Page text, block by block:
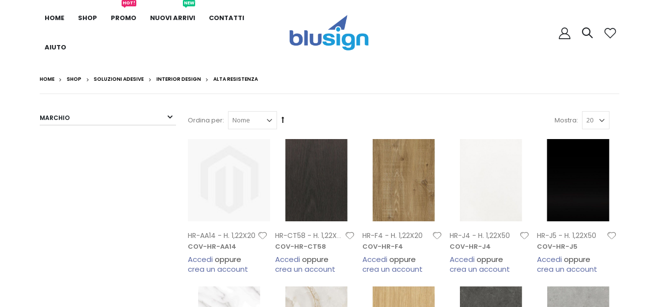
HOME SHOP PROMO
HOT!
NUOVI ARRIVI
NEW
CONTATTI
AIUTO
HOME SHOP SOLUZIONI ADESIVE INTERIOR DESIGN ALTA RESISTENZA
Ordina per: Mostra:
HR-AA14 - H. 1,22X20
COV-HR-AA14
Accedi oppure
crea un account
HR-CT58 - H. 1,22X20
COV-HR-CT58
Accedi oppure
crea un account
HR-F4 - H. 1,22X20
COV-HR-F4
Accedi oppure
crea un account
HR-J4 - H. 1,22X50
COV-HR-J4
Accedi oppure
crea un account
HR-J5 - H. 1,22X50
COV-HR-J5
Accedi oppure
crea un account
MARCHIO